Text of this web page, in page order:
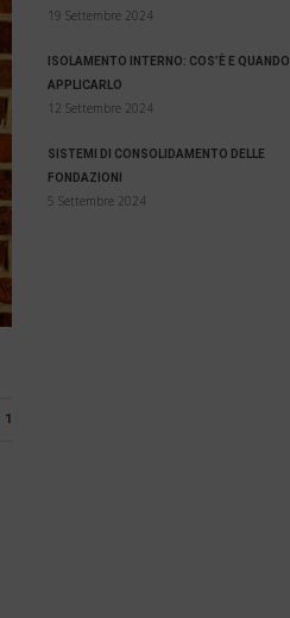
1
19 Settembre 2024
ISOLAMENTO INTERNO: COS’È E QUANDO
APPLICARLO
12 Settembre 2024
SISTEMI DI CONSOLIDAMENTO DELLE
FONDAZIONI
5 Settembre 2024